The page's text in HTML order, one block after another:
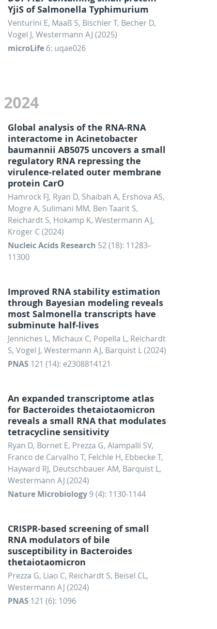
YjiS of Salmonella Typhimurium
Venturini E, Maaß S, Bischler T, Becher D,
Vogel J, Westermann AJ (2025)
microLife 6: uqae026
2024
Global analysis of the RNA-RNA
interactome in Acinetobacter
baumannii AB5075 uncovers a small
regulatory RNA repressing the
virulence-related outer membrane
protein CarO
Hamrock FJ, Ryan D, Shaibah A, Ershova AS,
Mogre A, Sulimani MM, Ben Taarit S,
Reichardt S, Hokamp K, Westermann AJ,
Kröger C (2024)
Nucleic Acids Research 52 (18): 11283–
11300
Improved RNA stability estimation
through Bayesian modeling reveals
most Salmonella transcripts have
subminute half-lives
Jenniches L, Michaux C, Popella L, Reichardt
S, Vogel J, Westermann AJ, Barquist L (2024)
PNAS 121 (14): e2308814121
An expanded transcriptome atlas
for Bacteroides thetaiotaomicron
reveals a small RNA that modulates
tetracycline sensitivity
Ryan D, Bornet E, Prezza G, Alampalli SV,
Franco de Carvalho T, Felchle H, Ebbecke T,
Hayward RJ, Deutschbauer AM, Barquist L,
Westermann AJ (2024)
Nature Microbiology 9 (4): 1130-1144
CRISPR-based screening of small
RNA modulators of bile
susceptibility in Bacteroides
thetaiotaomicron
Prezza G, Liao C, Reichardt S, Beisel CL,
Westermann AJ (2024)
PNAS 121 (6): 1096